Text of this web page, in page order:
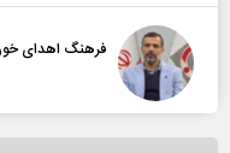
فرهنگ اهدای